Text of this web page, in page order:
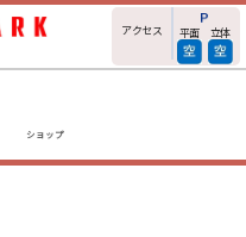
アクセス 平面 立体
ショップ